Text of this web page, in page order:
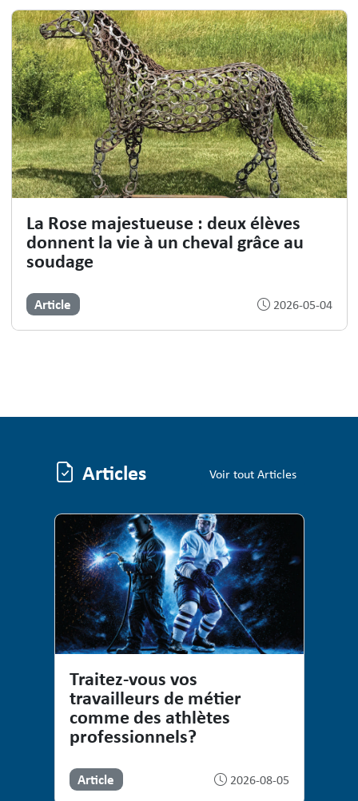
La Rose majestueuse : deux élèves
donnent la vie à un cheval grâce au
soudage
Article 2026-05-04
Articles Voir tout Articles
Articles
Traitez-vous vos
travailleurs de métier
comme des athlètes
professionnels?
Article 2026-08-05